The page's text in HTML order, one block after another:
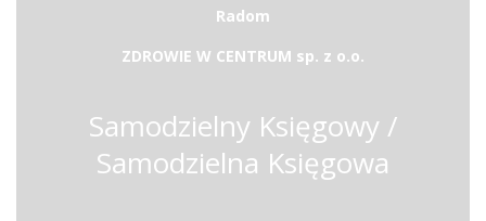
Radom
ZDROWIE W CENTRUM sp. z o.o.
Samodzielny Księgowy /
Samodzielna Księgowa